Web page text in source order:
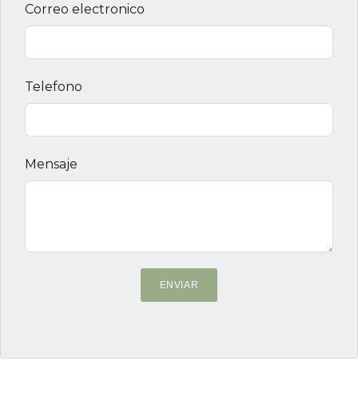
Correo electronico
Telefono
Mensaje
ENVIAR